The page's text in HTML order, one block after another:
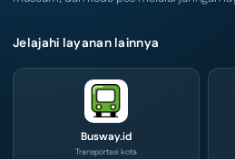
Jelajahi layanan lainnya
Busway.id
Transportasi kota